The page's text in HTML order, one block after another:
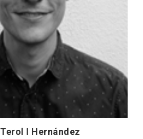
Terol I Hernández